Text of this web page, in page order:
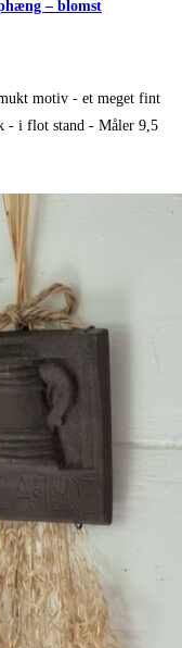
– blomst
motiv - et meget fint
- i flot stand - Måler 9,5